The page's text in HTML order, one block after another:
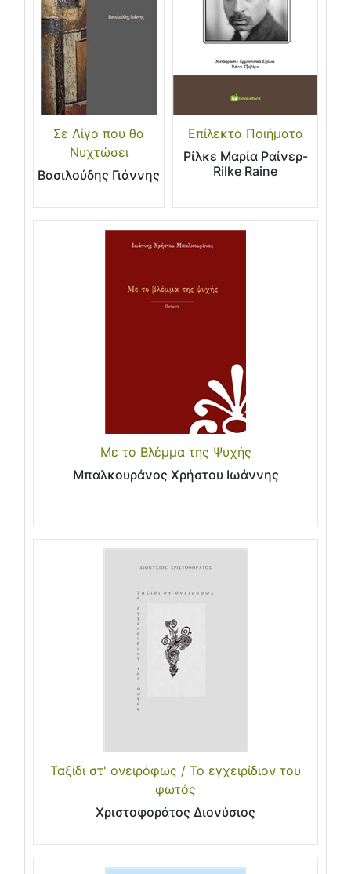
Σε Λίγο που θα
Νυχτώσει
Βασιλούδης Γιάννης
Επίλεκτα Ποιήματα
Ρίλκε Μαρία Ραίνερ-
Rilke Raine
Με το Βλέμμα της Ψυχής
Μπαλκουράνος Χρήστου Ιωάννης
Ταξίδι στ' ονειρόφως / Το εγχειρίδιον του
φωτός
Χριστοφοράτος Διονύσιος